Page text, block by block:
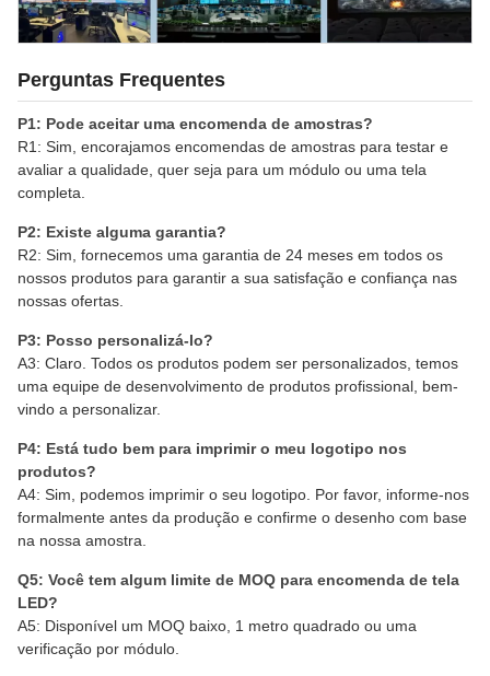
Perguntas Frequentes
P1: Pode aceitar uma encomenda de amostras?
R1: Sim, encorajamos encomendas de amostras para testar e
avaliar a qualidade, quer seja para um módulo ou uma tela
completa.
P2: Existe alguma garantia?
R2: Sim, fornecemos uma garantia de 24 meses em todos os
nossos produtos para garantir a sua satisfação e confiança nas
nossas ofertas.
P3: Posso personalizá-lo?
A3: Claro. Todos os produtos podem ser personalizados, temos
uma equipe de desenvolvimento de produtos profissional, bem-
vindo a personalizar.
P4: Está tudo bem para imprimir o meu logotipo nos
produtos?
A4: Sim, podemos imprimir o seu logotipo. Por favor, informe-nos
formalmente antes da produção e confirme o desenho com base
na nossa amostra.
Q5: Você tem algum limite de MOQ para encomenda de tela
LED?
A5: Disponível um MOQ baixo, 1 metro quadrado ou uma
verificação por módulo.